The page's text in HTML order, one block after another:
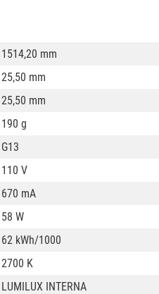
1514,20 mm
25,50 mm
25,50 mm
190 g
G13
110 V
670 mA
58 W
62 kWh/1000
2700 K
LUMILUX INTERNA